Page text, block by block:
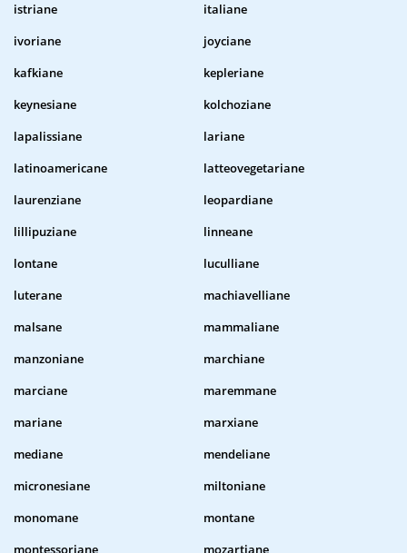
istriane
italiane
ivoriane
joyciane
kafkiane
kepleriane
keynesiane
kolchoziane
lapalissiane
lariane
latinoamericane
latteovegetariane
laurenziane
leopardiane
lillipuziane
linneane
lontane
luculliane
luterane
machiavelliane
malsane
mammaliane
manzoniane
marchiane
marciane
maremmane
mariane
marxiane
mediane
mendeliane
micronesiane
miltoniane
monomane
montane
montessoriane
mozartiane